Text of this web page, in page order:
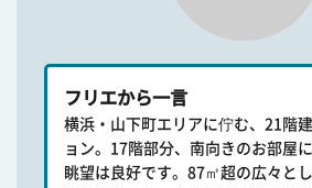
フリエから一言
横浜・山下町エリアに佇む、21階
ョン。17階部分、南向きのお部屋
眺望は良好です。87㎡超の広々と